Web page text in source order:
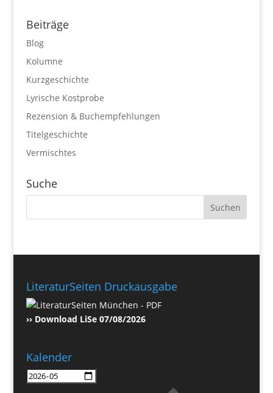
Beiträge
Blog
Kolumne
Kurzgeschichte
Lyrische Kostprobe
Rezension & Buchempfehlungen
Titelgeschichte
Vermischtes
Suche
LiteraturSeiten Druckausgabe
›› Download LiSe 07/08/2026
Kalender